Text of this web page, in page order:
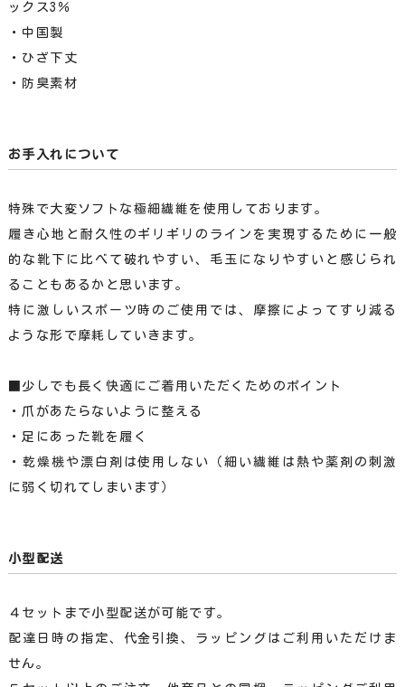
ックス3％
・中国製
・ひざ下丈
・防臭素材
お手入れについて
特殊で大変ソフトな極細繊維を使用しております。
履き心地と耐久性のギリギリのラインを実現するために一般
的な靴下に比べて破れやすい、毛玉になりやすいと感じられ
ることもあるかと思います。
特に激しいスポーツ時のご使用では、摩擦によってすり減る
ような形で摩耗していきます。
■少しでも長く快適にご着用いただくためのポイント
・爪があたらないように整える
・足にあった靴を履く
・乾燥機や漂白剤は使用しない（細い繊維は熱や薬剤の刺激
に弱く切れてしまいます）
小型配送
４セットまで小型配送が可能です。
配達日時の指定、代金引換、ラッピングはご利用いただけま
せん。